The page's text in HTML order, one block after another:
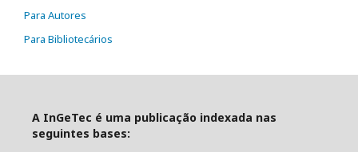
Para Autores
Para Bibliotecários
A InGeTec é uma publicação indexada nas
seguintes bases: